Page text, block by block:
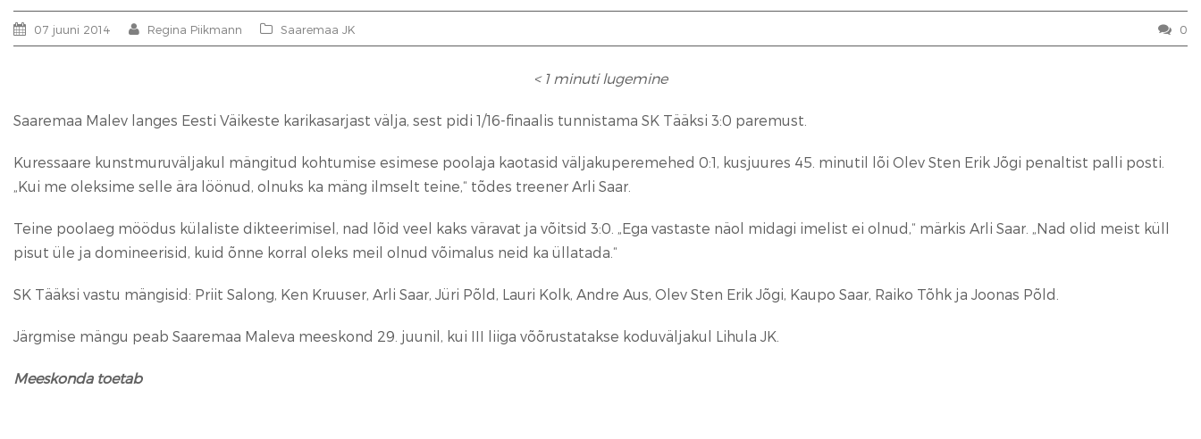
07 juuni 2014 Regina Piikmann Saaremaa JK 0
< 1 minuti lugemine
Saaremaa Malev langes Eesti Väikeste karikasarjast välja, sest pidi 1/16-finaalis tunnistama SK Tääksi 3:0 paremust.
Kuressaare kunstmuruväljakul mängitud kohtumise esimese poolaja kaotasid väljakuperemehed 0:1, kusjuures 45. minutil lõi Olev Sten Erik Jõgi penaltist palli posti.
„Kui me oleksime selle ära löönud, olnuks ka mäng ilmselt teine,“ tõdes treener Arli Saar.
Teine poolaeg möödus külaliste dikteerimisel, nad lõid veel kaks väravat ja võitsid 3:0. „Ega vastaste näol midagi imelist ei olnud,“ märkis Arli Saar. „Nad olid meist küll
pisut üle ja domineerisid, kuid õnne korral oleks meil olnud võimalus neid ka üllatada.“
SK Tääksi vastu mängisid: Priit Salong, Ken Kruuser, Arli Saar, Jüri Põld, Lauri Kolk, Andre Aus, Olev Sten Erik Jõgi, Kaupo Saar, Raiko Tõhk ja Joonas Põld.
Järgmise mängu peab Saaremaa Maleva meeskond 29. juunil, kui III liiga võõrustatakse koduväljakul Lihula JK.
Meeskonda toetab